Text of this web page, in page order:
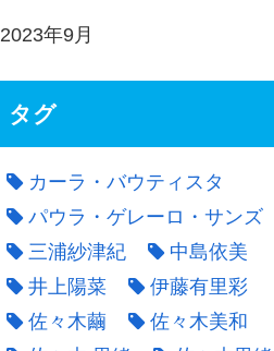
2023年9月
タグ
カーラ・バウティスタ
パウラ・ゲレーロ・サンズ
三浦紗津紀
中島依美
井上陽菜
伊藤有里彩
佐々木繭
佐々木美和